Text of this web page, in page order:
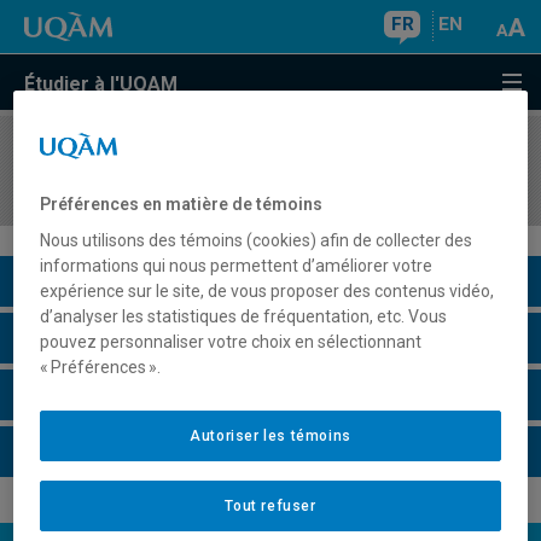
FR EN
Étudier à l'UQAM
COURS//
Description du cours
Horaire - Été 2026
Préférences en matière de témoins
Nous utilisons des témoins (cookies) afin de collecter des
informations qui nous permettent d’améliorer votre
expérience sur le site, de vous proposer des contenus vidéo,
d’analyser les statistiques de fréquentation, etc. Vous
pouvez personnaliser votre choix en sélectionnant
« Préférences ».
Tout refuser
Autoriser les témoins